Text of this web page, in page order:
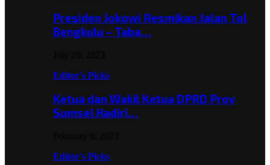
Presiden Jokowi Resmikan Jalan Tol
Bengkulu – Taba…
Editor's Picks
Ketua dan Wakil Ketua DPRD Prov
Sumsel Hadiri…
Editor's Picks